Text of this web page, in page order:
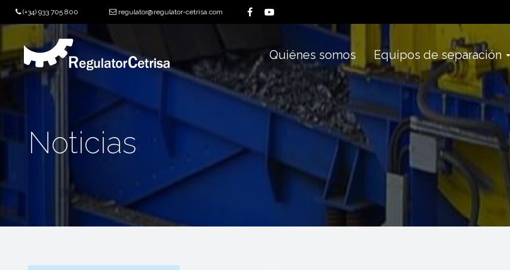
¿Dónde estamos?
(+34) 933 705 800 regulator@regulator-cetrisa.com
Quiénes somos Equipos de separación
Noticias